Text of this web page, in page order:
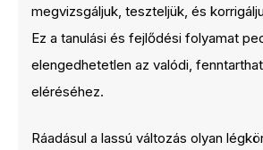
megvizsgáljuk, teszteljük, és
Ez a tanulási és fejlődési folyamat
elengedhetetlen az valódi,
eléréséhez.
Ráadásul a lassú változás olyan